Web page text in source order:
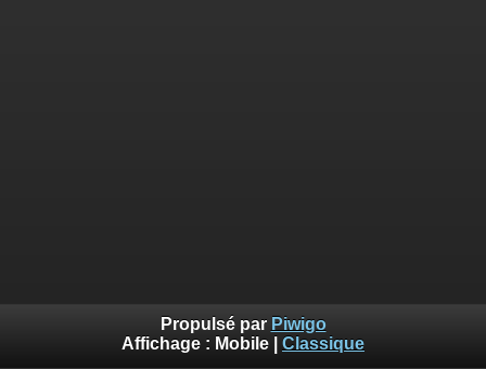
Propulsé par Piwigo
Affichage : Mobile Classique